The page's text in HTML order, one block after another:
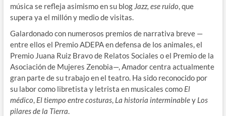
música se refleja asimismo en su blog Jazz, ese ruido, que
supera ya el millón y medio de visitas.
Galardonado con numerosos premios de narrativa breve —
entre ellos el Premio ADEPA en defensa de los animales, el
Premio Juana Ruiz Bravo de Relatos Sociales o el Premio de la
Asociación de Mujeres Zenobia—, Amador centra actualmente
gran parte de su trabajo en el teatro. Ha sido reconocido por
su labor como libretista y letrista en musicales como El
médico, El tiempo entre costuras, La historia interminabley Los
pilares de la Tierra.